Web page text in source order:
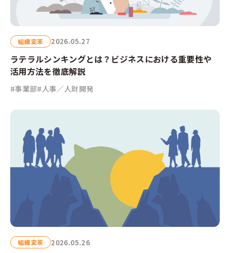
組織変革 2026.05.27
ラテラルシンキングとは？ビジネスにおける重要性や
活用方法を徹底解説
#事業部#人事／人財開発
組織変革 2026.05.26